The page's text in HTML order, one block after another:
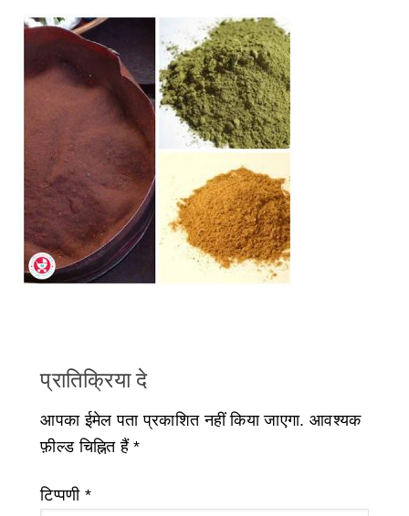
प्रातिक्रिया दे
आपका ईमेल पता प्रकाशित नहीं किया जाएगा. आवश्यक
फ़ील्ड चिह्नित हैं*
टिप्पणी *